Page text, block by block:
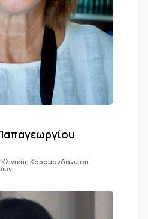
Καραμανδανείου